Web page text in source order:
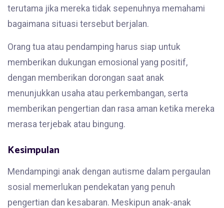
terutama jika mereka tidak sepenuhnya memahami
bagaimana situasi tersebut berjalan.
Orang tua atau pendamping harus siap untuk
memberikan dukungan emosional yang positif,
dengan memberikan dorongan saat anak
menunjukkan usaha atau perkembangan, serta
memberikan pengertian dan rasa aman ketika mereka
merasa terjebak atau bingung.
Kesimpulan
Mendampingi anak dengan autisme dalam pergaulan
sosial memerlukan pendekatan yang penuh
pengertian dan kesabaran. Meskipun anak-anak